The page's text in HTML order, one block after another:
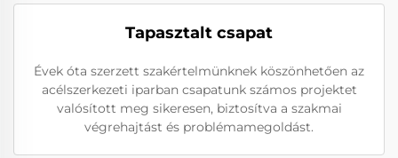
Tapasztalt csapat
Évek óta szerzett szakértelmünknek köszönhetően az
acélszerkezeti iparban csapatunk számos projektet
valósított meg sikeresen, biztosítva a szakmai
végrehajtást és problémamegoldást.